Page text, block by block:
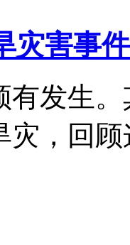
灾害事件
有发生
灾，回